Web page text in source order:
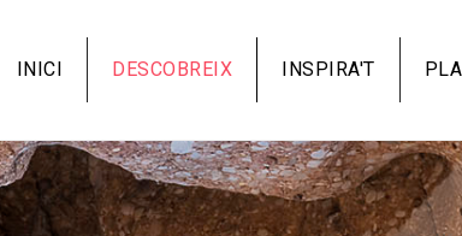
al
contingut
INICI DESCOBREIX INSPIRA'T